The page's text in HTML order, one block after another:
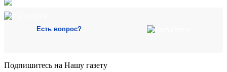
Есть вопрос?
Подпишитесь на Нашу газету